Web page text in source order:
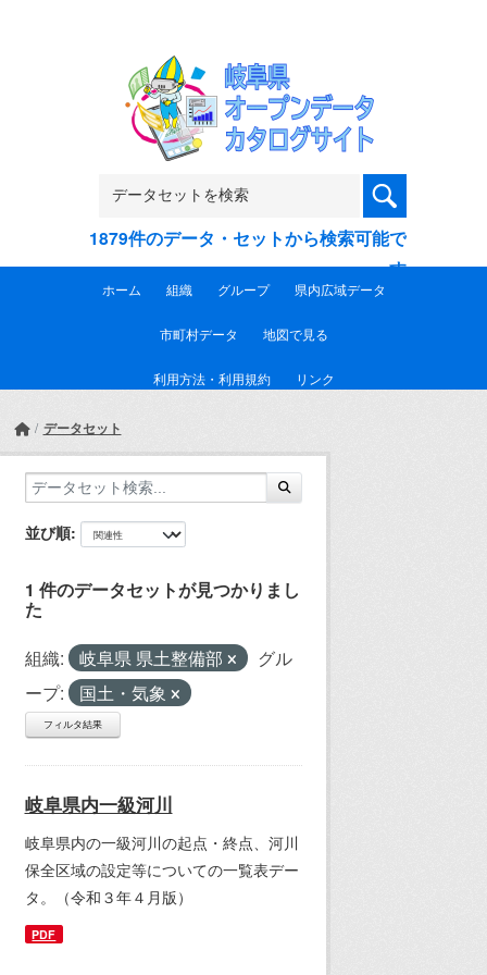
1879件のデータ・セットから検索可能で
す
ホーム 組織 グループ 県内広域データ
市町村データ 地図で見る
利用方法・利用規約 リンク
データセット
並び順
1 件のデータセットが見つかりまし
た
組織: 岐阜県 県土整備部
グル
ープ:
国土・気象
フィルタ結果
岐阜県内一級河川
岐阜県内の一級河川の起点・終点、河川
保全区域の設定等についての一覧表デー
タ。（令和３年４月版）
PDF